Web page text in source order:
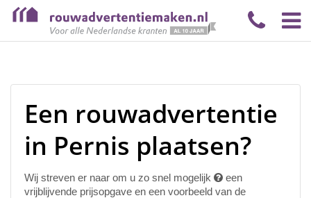
Een rouwadvertentie
in Pernis plaatsen?
Wij streven er naar om u zo snel mogelijk
een
vrijblijvende prijsopgave en een voorbeeld van de